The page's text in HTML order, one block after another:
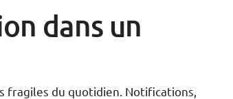
dans un
fragiles du quotidien. Notifications,